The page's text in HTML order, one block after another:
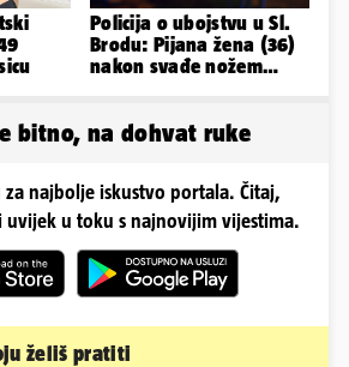
Policija o ubojstvu u Sl.
Brodu: Pijana žena (36)
nakon svađe nožem
bitno, na dohvat ruke
najbolje iskustvo portala. Čitaj,
u toku s najnovijim vijestima.
želiš pratiti